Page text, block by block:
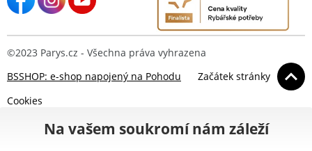
©2023 Parys.cz - Všechna práva vyhrazena
BSSHOP: e-shop napojený na Pohodu
Začátek stránky
Cookies
Na vašem soukromí nám záleží